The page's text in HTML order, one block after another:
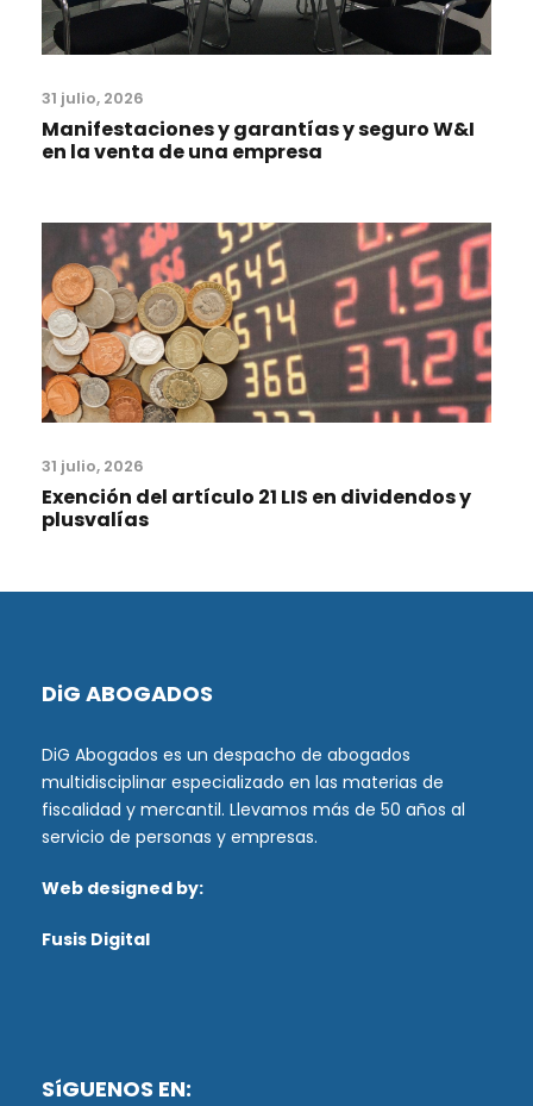
31 julio, 2026
Manifestaciones y garantías y seguro W&I
en la venta de una empresa
31 julio, 2026
Exención del artículo 21 LIS en dividendos y
plusvalías
DiG ABOGADOS
DiG Abogados es un despacho de abogados
multidisciplinar especializado en las materias de
fiscalidad y mercantil. Llevamos más de 50 años al
servicio de personas y empresas.
Web designed by:
Fusis Digital
SíGUENOS EN: